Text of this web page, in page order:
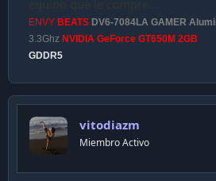
ó
n
ENVY BEATS DV6-7084LA GAMER
3.3Ghz NVIDIA GeForce GT650M 2GB
GDDR5
vitodiazm
Miembro Activo